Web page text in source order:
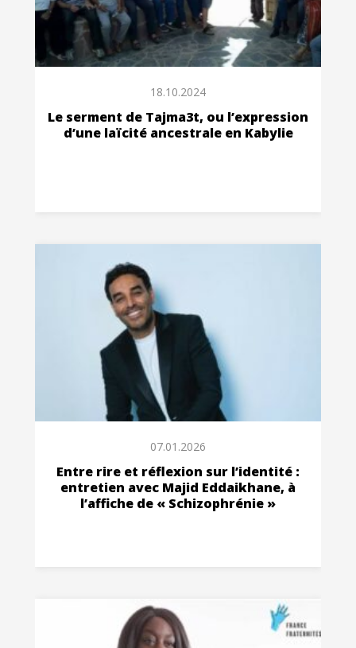
18.10.2024
Le serment de Tajma3t, ou l’expression
d’une laïcité ancestrale en Kabylie
07.01.2026
Entre rire et réflexion sur l’identité :
entretien avec Majid Eddaikhane, à
l’affiche de « Schizophrénie »